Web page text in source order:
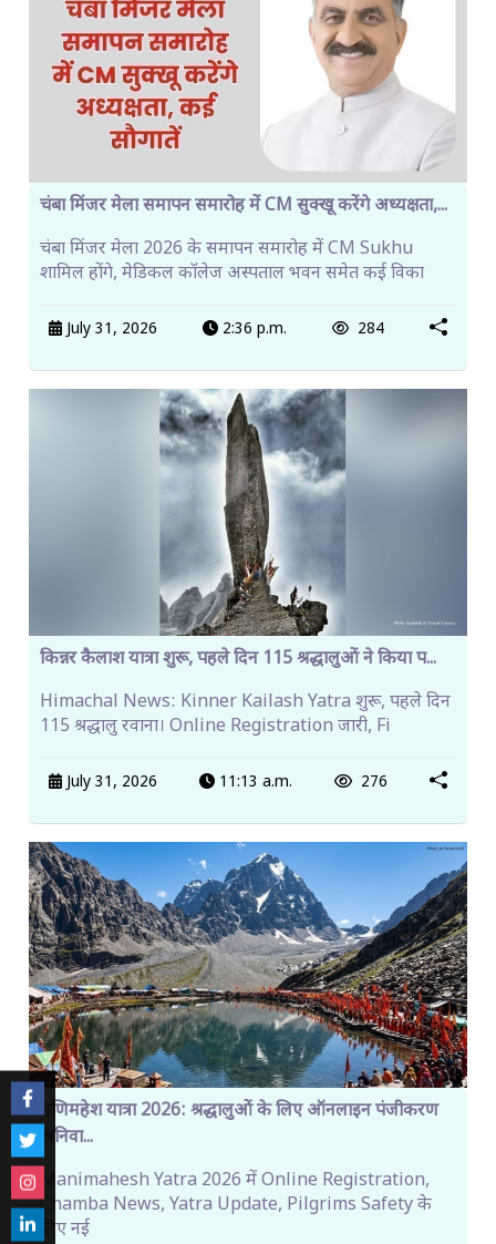
चंबा मिंजर मेला समापन समारोह में CM सुक्खू करेंगे अध्यक्षता,...
चंबा मिंजर मेला 2026 के समापन समारोह में CM Sukhu
शामिल होंगे, मेडिकल कॉलेज अस्पताल भवन समेत कई विका
July 31, 2026 2:36 p.m. 284
किन्नर कैलाश यात्रा शुरू, पहले दिन 115 श्रद्धालुओं ने किया प...
Himachal News: Kinner Kailash Yatra शुरू, पहले दिन
115 श्रद्धालु रवाना। Online Registration जारी, Fi
July 31, 2026 11:13 a.m. 276
मणिमहेश यात्रा 2026: श्रद्धालुओं के लिए ऑनलाइन पंजीकरण
अनिवा...
Manimahesh Yatra 2026 में Online Registration,
Chamba News, Yatra Update, Pilgrims Safety के
लिए नई